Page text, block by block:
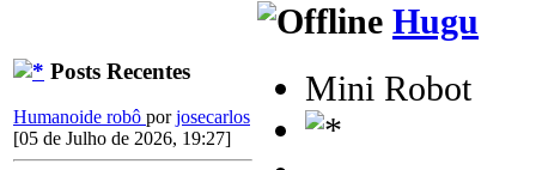
Posts Recentes
Humanoide robô porjosecarlos
[05 de Julho de 2026, 19:27]
Hugu
Mini Robot